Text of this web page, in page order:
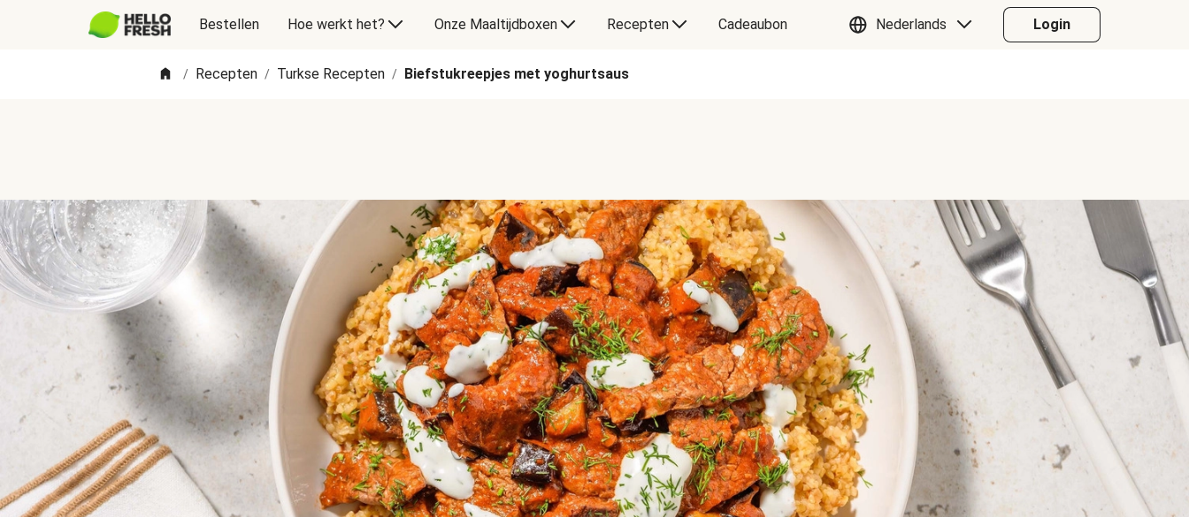
Bestellen Hoe werkt het? Onze Maaltijdboxen Recepten Cadeaubon Nederlands Login
/ Recepten / Turkse Recepten / Biefstukreepjes met yoghurtsaus